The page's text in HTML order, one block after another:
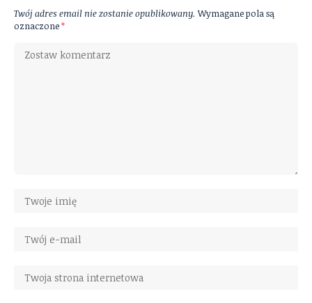
Twój adres email nie zostanie opublikowany. Wymagane pola są
oznaczone*